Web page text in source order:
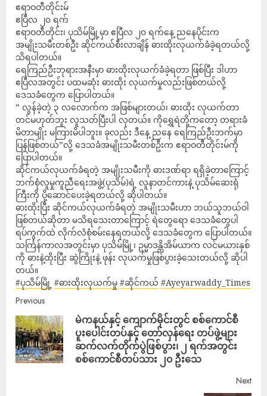
ဧရာဝတီတိုင်းမ်
ဧပြီလ ၂၀ ရက်
ဧရာဝတီတိုင်း၊ ပုသိမ်မြို့မှာ ဧပြီလ ၂၀ ရက်နေ့ ညနေပိုင်းက
အမျိုးသမီးတစ်ဦး ဆိုင်ကယ်စီးလာချိန် ဓားထိုးလုယက်ခံခဲ့ရတယ်လို့
သိရပါတယ်။
ရေကြည်ဦးဘုရားအနီးမှာ ဓားထိုးလုယက်ခံခဲ့ရတာ ​ဖြစ်ပြီး ဒါဟာ
ဧပြီလအတွင်း ပထမဆုံး ဓားထိုး လုယက်မှုလည်းဖြစ်တယ်လို့
ဒေသခံတွေက ပြောပါတယ်။
” လွန်ခဲ့တဲ့ ၃ လလောက်က အဖြစ်များတယ်၊ ဓားထိုး လုယက်တာ
တင်မဟုတ်ဘူး လူသတ်ပြီးပါ လုတယ်။ ကိုရွှေရဲတို့ကတော့ တရားခံ
မိတာမျိုး မကြားမိပါဘူး။ ခုလည်း ဒီနေ့ ညနေ ရေကြည်ဦးဘက်မှာ
ပြန်ဖြစ်တယ်”လို့ ဒေသခံအမျိုးသမီးတစ်ဦးက ဧရာဝတီတိုင်းမ်ကို
ပြောပါတယ်။
ဆိုင်ကယ်လုယက်ခံရတဲ့ အမျိုးသမီးကို ဓားဒဏ်ရာ ရရှိခဲ့တာကြောင့်
ဘက်စုံလူမှုကူညီရေးအဖွဲ့(ပုသိမ်)ရဲ့ လူနာတင်ကားနဲ့ ပုသိမ်ဆေးရုံ
ကြီးကို ပို့ဆောင်ပေးခဲ့ရတယ်လို့ ဆိုပါတယ်။
ဓားထိုးပြီး ဆိုင်ကယ်လုယက်ခံရတဲ့ အမျိုးသမီးဟာ ဘယ်သူဘယ်ဝါ
ဖြစ်တယ်ဆိုတာ မသိရသေးတာကြောင့် ရဲတွေရော ဒေသခံတွေပါ
ရပ်ကွက်ထဲ လိုက်လံစုံစမ်းနေရတယ်လို့ ဒေသခံတွေက ပြောပါတယ်။
သင်္ကြန်ကာလအတွင်းမှာ ပုသိမ်မြို့၊ ဥမ္မာဒန္တိအိမ်ယာက လင်မယားနှစ်
ကို ဓားနဲ့ထိုးပြီး ဆွဲကြိုးနဲ့ ဖုန်း လုယက်မှုဖြစ်ပွားခဲ့သေးတယ်လို့ ဆိုပါ
တယ်။
#ပုသိမ်မြို့ #ဓားထိုးလုယက်မှု #ဆိုင်ကယ် #Ayeyarwaddy_Times
Previous
မဲကနယ်နှင့် ကျောက်မိုင်းတွင် စစ်ကောင်စီ
ပူးပေါင်းတပ်နှင့် တော်လှန်ရေး တပ်ဖွဲ့များ
ဆက်လက်တိုက်ပွဲဖြစ်ပွား၊ ၂ ရက်အတွင်း
စစ်ကောင်စီတပ်သား ၂၀ ဦးသေ
Next